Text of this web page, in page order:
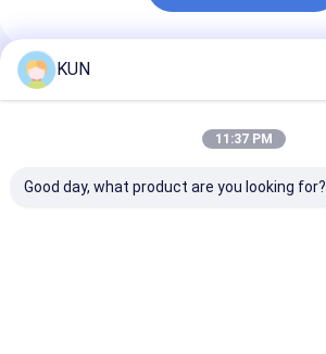
Порекомендованные Продукты
KUN
11:37 PM
Good day, what product are you looking for?